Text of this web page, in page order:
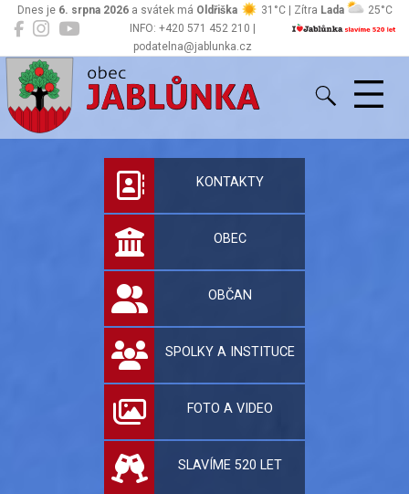
INFO: +420 571 452 210 |
podatelna@jablunka.cz
Dnes je 6. srpna 2026a svátek má Oldřiška 31°C | Zítra Lada 25°C
Jablůnka
Oficiální stránky
KONTAKTY
OBEC
OBČAN
SPOLKY A INSTITUCE
FOTO A VIDEO
SLAVÍME 520 LET